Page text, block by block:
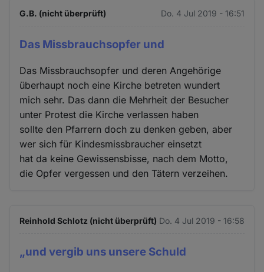
G.B. (nicht überprüft) Do. 4 Jul 2019 - 16:51
Das Missbrauchsopfer und
Das Missbrauchsopfer und deren Angehörige
überhaupt noch eine Kirche betreten wundert
mich sehr. Das dann die Mehrheit der Besucher
unter Protest die Kirche verlassen haben
sollte den Pfarrern doch zu denken geben, aber
wer sich für Kindesmissbraucher einsetzt
hat da keine Gewissensbisse, nach dem Motto,
die Opfer vergessen und den Tätern verzeihen.
Reinhold Schlotz (nicht überprüft) Do. 4 Jul 2019 - 16:58
„und vergib uns unsere Schuld